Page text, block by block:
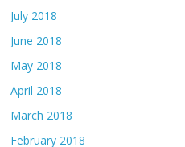
July 2018
June 2018
May 2018
April 2018
March 2018
February 2018